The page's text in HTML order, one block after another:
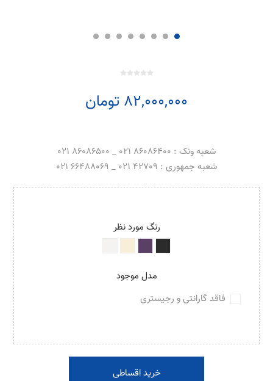
82,000,000 تومان
شعبه ونک : 86086400 021 _ 86086500 021
شعبه جمهوری : 42709 021 _ 66488069 021
رنگ مورد نظر
مدل موجود
فاقد گارانتی و رجیستری
خرید اقساطی